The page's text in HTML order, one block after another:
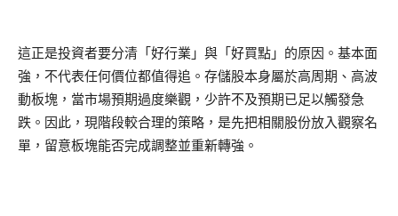
這正是投資者要分清「好行業」與「好買點」的原因。基本面
強，不代表任何價位都值得追。存儲股本身屬於高周期、高波
動板塊，當市場預期過度樂觀，少許不及預期已足以觸發急
跌。因此，現階段較合理的策略，是先把相關股份放入觀察名
單，留意板塊能否完成調整並重新轉強。